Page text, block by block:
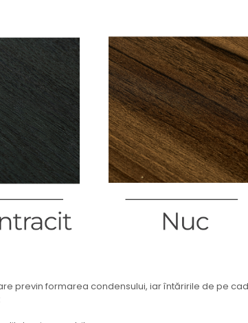
previn formarea condensului, iar întăririle de pe